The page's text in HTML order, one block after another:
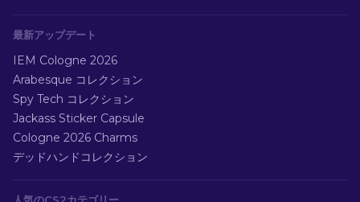
最新アップデート
IEM Cologne 2026
Arabesque コレクション
Spy Tech コレクション
Jackass Sticker Capsule
Cologne 2026 Charms
デッドハンドコレクション